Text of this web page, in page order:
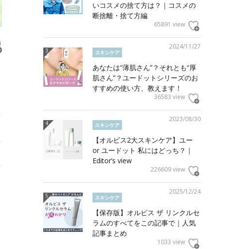
いコスメの捨て方は？｜コスメの
断捨離・捨て方編
65891 view
2024/11/27
スキンケア
あなたは“薄肌さん”？それとも“厚
肌さん”？ユードットシリーズのお
すすめの使い方、教えます！
36583 view
2023/08/30
スキンケア
【オルビス2大スキンケア】ユー
or ユードット 私にはどっち？｜
Editor’s view
226609 view
2025/12/24
スキンケア
【保存版】オルビス ザ リンクルセ
ラムのすべてをこの記事で｜人気
記事まとめ
1033 view